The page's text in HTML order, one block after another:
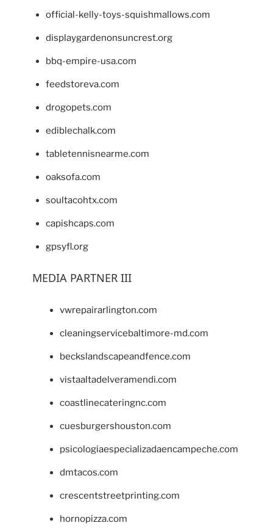
official-kelly-toys-squishmallows.com
displaygardenonsuncrest.org
bbq-empire-usa.com
feedstoreva.com
drogopets.com
ediblechalk.com
tabletennisnearme.com
oaksofa.com
soultacohtx.com
capishcaps.com
gpsyfl.org
MEDIA PARTNER III
vwrepairarlington.com
cleaningservicebaltimore-md.com
beckslandscapeandfence.com
vistaaltadelveramendi.com
coastlinecateringnc.com
cuesburgershouston.com
psicologiaespecializadaencampeche.com
dmtacos.com
crescentstreetprinting.com
hornopizza.com